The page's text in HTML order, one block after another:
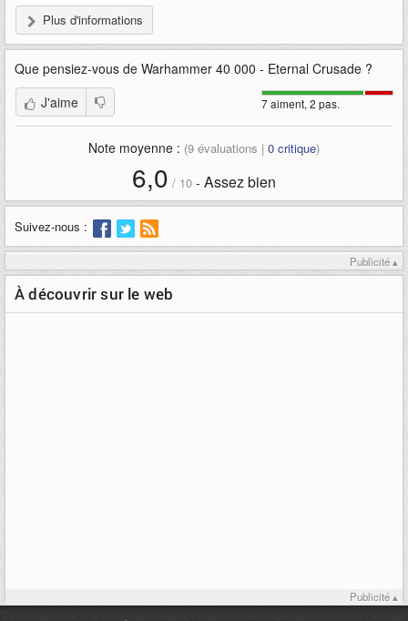
Plus d'informations
Que pensiez-vous de Warhammer 40 000 - Eternal Crusade ?
7 aiment, 2 pas.
J'aime
Note moyenne : (9 évaluations | 0 critique)
6,0 / 10 - Assez bien
Suivez-nous :
Publicité ▴
À découvrir sur le web
Publicité ▴